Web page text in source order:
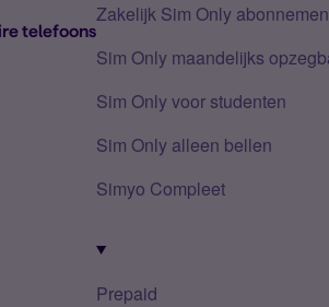
telefoons
Zakelijk Sim Only
Sim Only maandelijks
Sim Only voor studenten
Sim Only alleen bellen
Simyo Compleet
Prepaid